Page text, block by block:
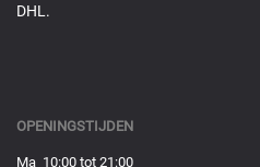
DHL.
OPENINGSTIJDEN
Ma 10:00 tot 21:00